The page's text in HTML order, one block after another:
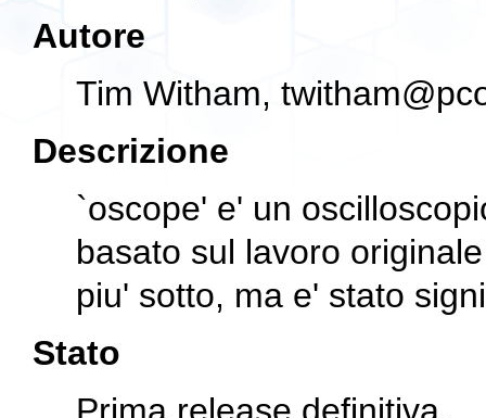
Autore
Tim Witham,
Descrizione
`oscope' e' un
basato sul lavoro
piu' sotto, ma e' stato
Stato